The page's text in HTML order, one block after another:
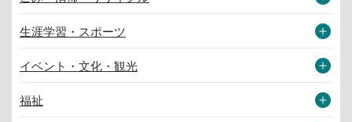
生涯学習・スポーツ
イベント・文化・観光
福祉